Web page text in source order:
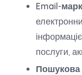
Email-
послуги,
Пошукова